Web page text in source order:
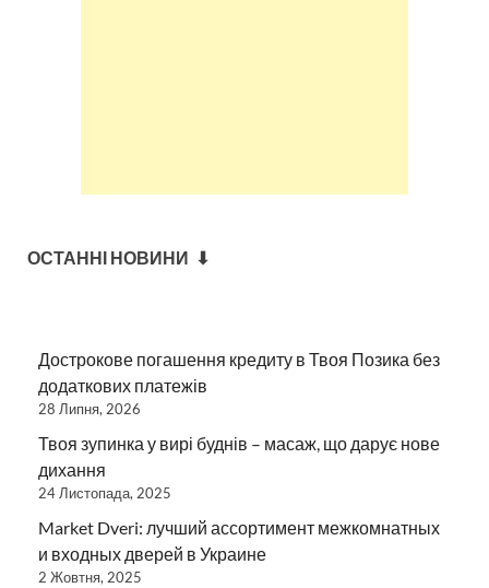
ОСТАННІ НОВИНИ ⬇
Дострокове погашення кредиту в Твоя Позика без
додаткових платежів
28 Липня, 2026
Твоя зупинка у вирі буднів – масаж, що дарує нове
дихання
24 Листопада, 2025
Market Dveri: лучший ассортимент межкомнатных
и входных дверей в Украине
2 Жовтня, 2025